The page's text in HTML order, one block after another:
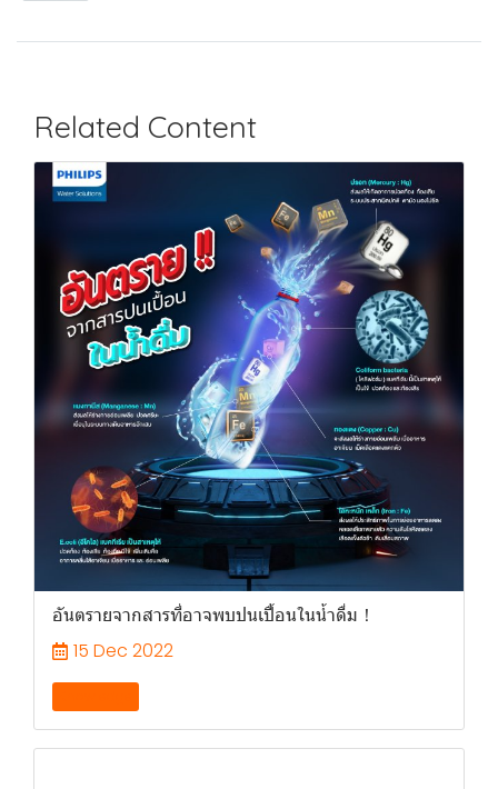
Related Content
อันตรายจากสารที่อาจพบปนเปื้อนในน้ำดื่ม！
15 Dec 2022